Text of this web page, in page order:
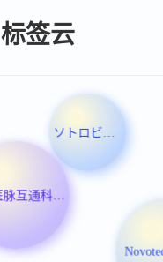
标签云
北京医脉互通科技有限公司